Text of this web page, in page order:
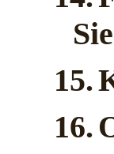
15.
16.